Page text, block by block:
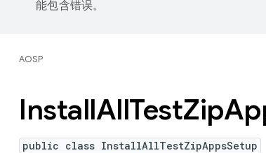
能包含错误。
AOSP
InstallAllTestZip
public class InstallAllTestZipAppsSetup